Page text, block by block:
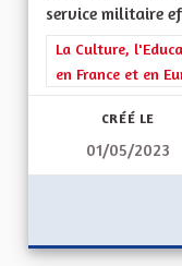
service militaire
Filtrer les
La Culture,
en France et en
CRÉÉ LE
01/05/2023